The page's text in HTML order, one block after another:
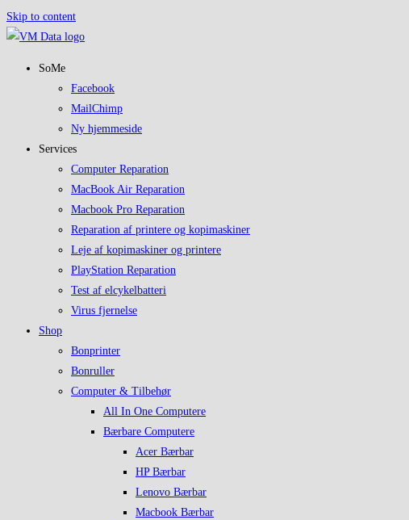
Skip to content
SoMe
Facebook
MailChimp
Ny hjemmeside
Services
Computer Reparation
MacBook Air Reparation
Macbook Pro Reparation
Reparation af printere og kopimaskiner
Leje af kopimaskiner og printere
PlayStation Reparation
Test af elcykelbatteri
Virus fjernelse
Shop
Bonprinter
Bonruller
Computer & Tilbehør
All In One Computere
Bærbare Computere
Acer Bærbar
HP Bærbar
Lenovo Bærbar
Macbook Bærbar